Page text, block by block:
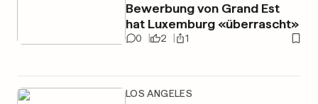
Bewerbung von Grand Est
hat Luxemburg «überrascht»
0 2 1
LOS ANGELES